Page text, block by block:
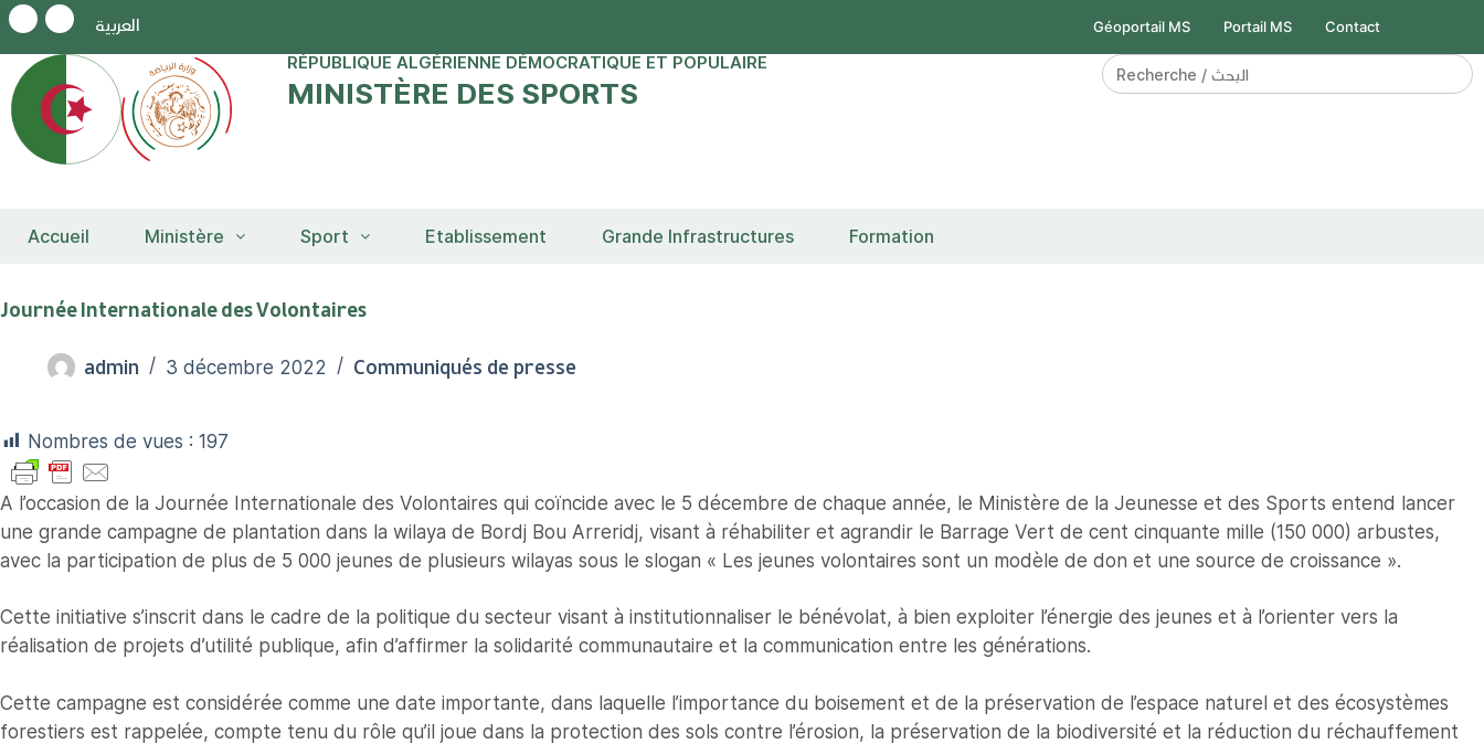
العربية Géoportail MS Portail MS Contact
RÉPUBLIQUE ALGÉRIENNE DÉMOCRATIQUE ET POPULAIRE
MINISTÈRE DES SPORTS
Search
for:
Accueil Ministère Sport Etablissement Grande Infrastructures Formation
Journée Internationale des Volontaires
admin 3 décembre 2022 Communiqués de presse
Nombres de vues : 197
A l’occasion de la Journée Internationale des Volontaires qui coïncide avec le 5 décembre de chaque année, le Ministère de la Jeunesse et des Sports entend lancer
une grande campagne de plantation dans la wilaya de Bordj Bou Arreridj, visant à réhabiliter et agrandir le Barrage Vert de cent cinquante mille (150 000) arbustes,
avec la participation de plus de 5 000 jeunes de plusieurs wilayas sous le slogan « Les jeunes volontaires sont un modèle de don et une source de croissance ».
Cette initiative s’inscrit dans le cadre de la politique du secteur visant à institutionnaliser le bénévolat, à bien exploiter l’énergie des jeunes et à l’orienter vers la
réalisation de projets d’utilité publique, afin d’affirmer la solidarité communautaire et la communication entre les générations.
Cette campagne est considérée comme une date importante, dans laquelle l’importance du boisement et de la préservation de l’espace naturel et des écosystèmes
forestiers est rappelée, compte tenu du rôle qu’il joue dans la protection des sols contre l’érosion, la préservation de la biodiversité et la réduction du réchauffement